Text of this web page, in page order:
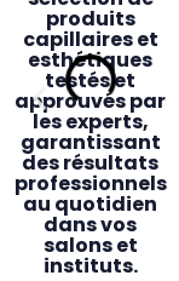
produits
capillaires et
esthétiques
testés et
approuvés par
les experts,
garantissant
des résultats
professionnels
au quotidien
dans vos
salons et
instituts.